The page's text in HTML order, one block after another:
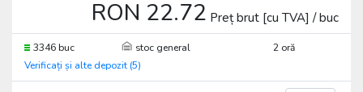
RON 22.72 Preț brut [cu TVA] / buc
3346 buc stoc general
2 oră
Verificați și alte depozit (5)